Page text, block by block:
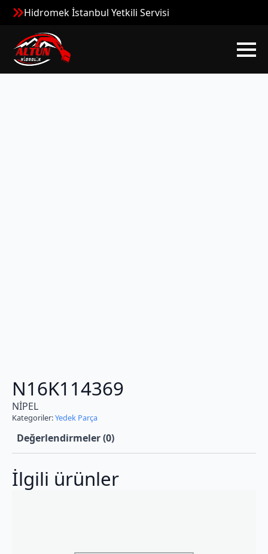
Hidromek İstanbul Yetkili Servisi
N16K114369
NİPEL
Kategoriler:Yedek Parça
Değerlendirmeler (0)
İlgili ürünler